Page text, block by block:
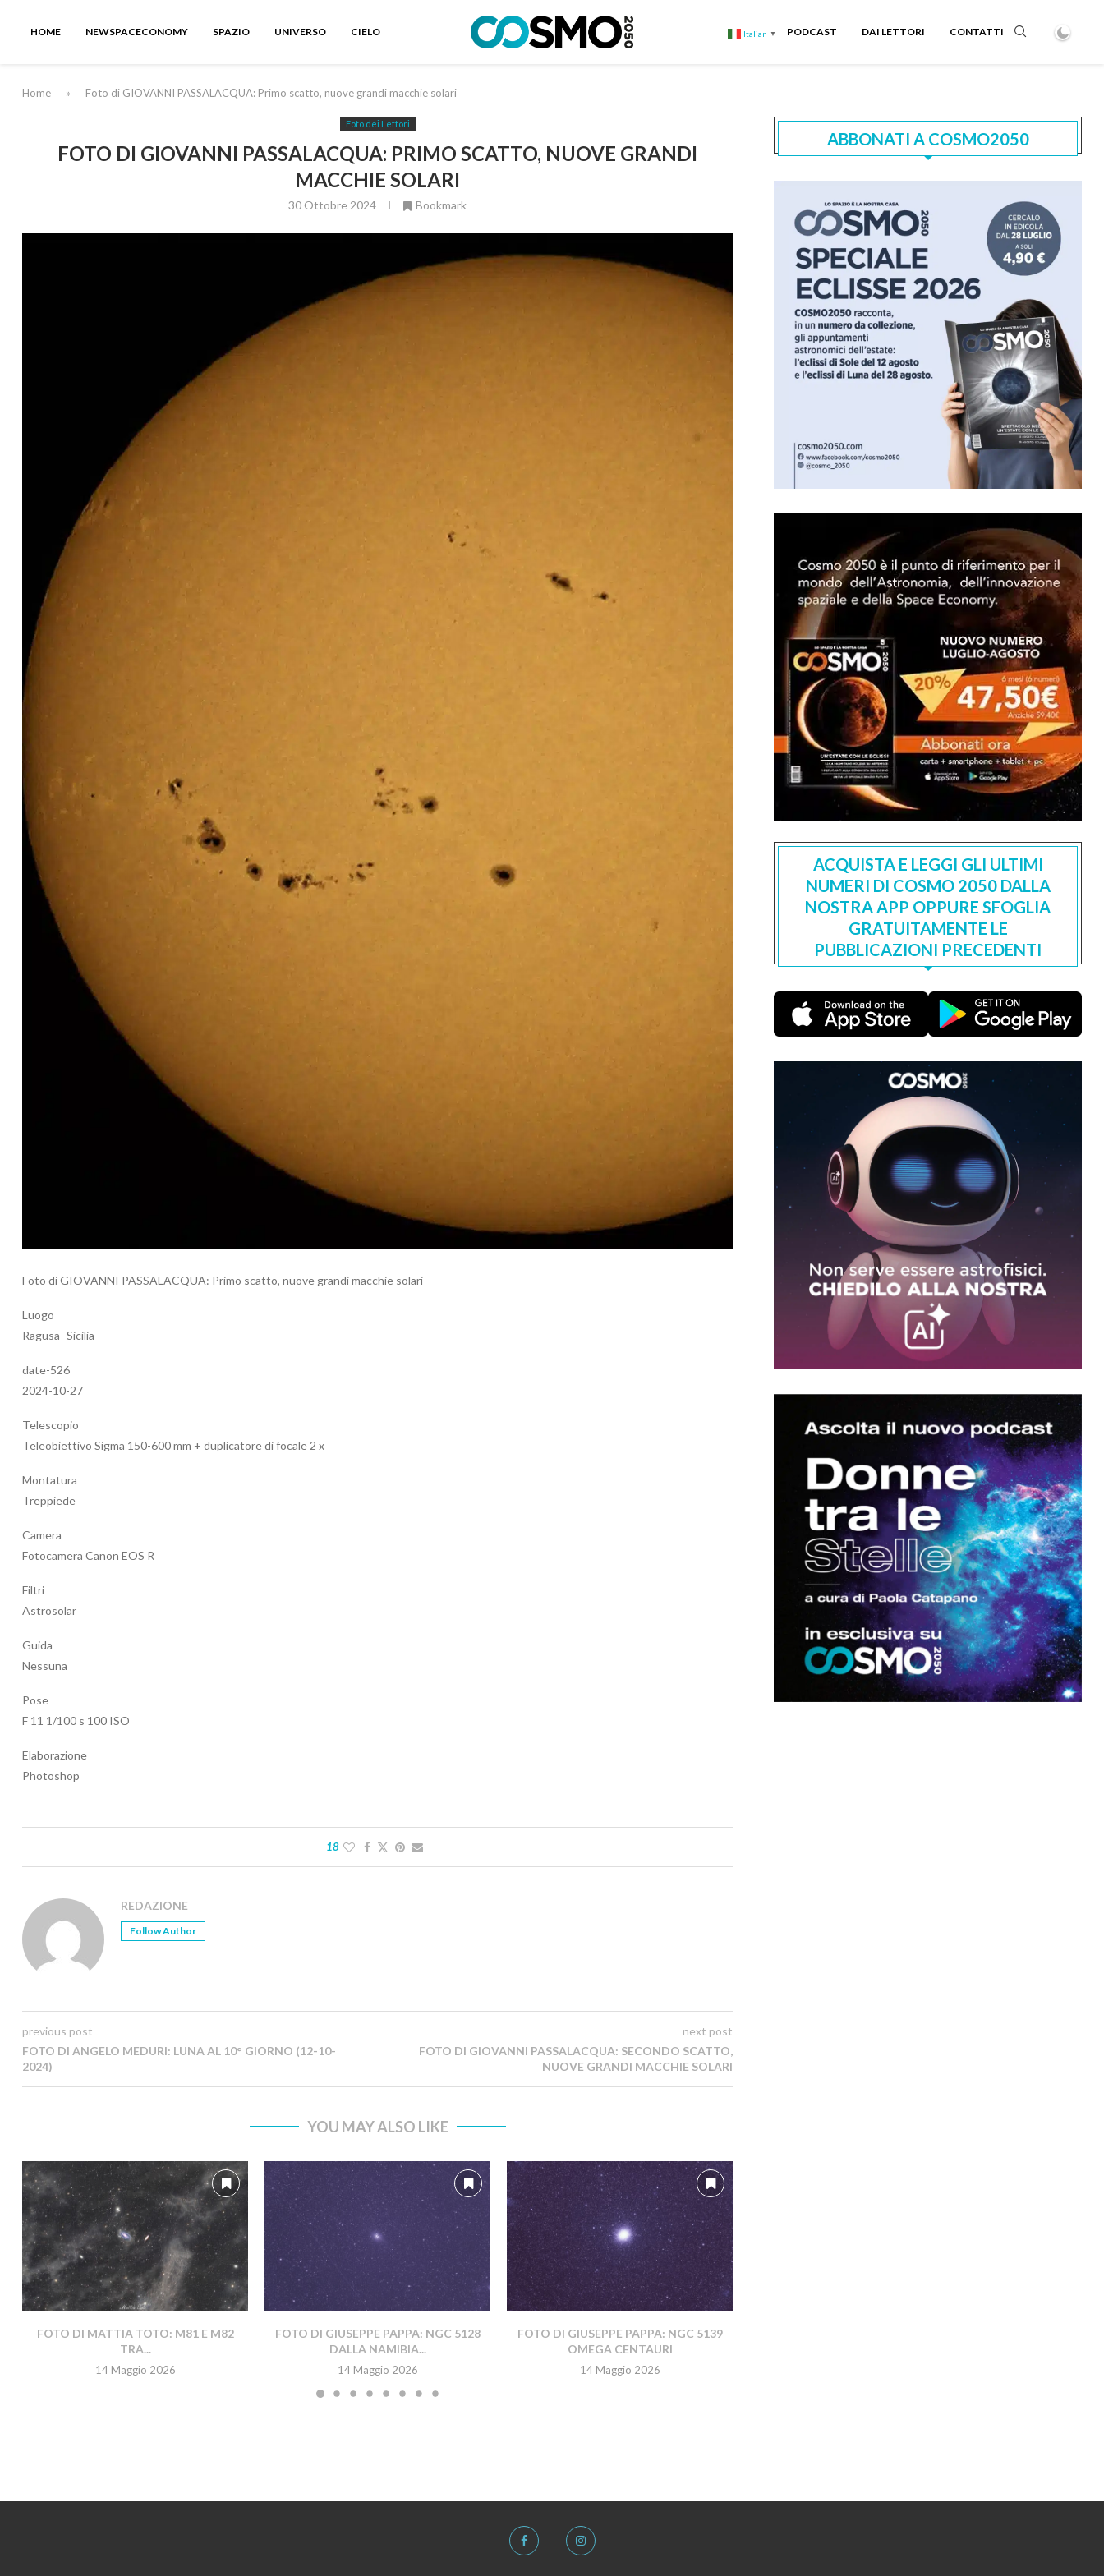
HOME NEWSPACECONOMY SPAZIO UNIVERSO CIELO Italian ▼ PODCAST DAI LETTORI CONTATTI
Home » Foto di GIOVANNI PASSALACQUA: Primo scatto, nuove grandi macchie solari
Foto dei Lettori
FOTO DI GIOVANNI PASSALACQUA: PRIMO SCATTO, NUOVE GRANDI
MACCHIE SOLARI
30 Ottobre 2024 Bookmark
Foto di GIOVANNI PASSALACQUA: Primo scatto, nuove grandi macchie solari
Luogo
Ragusa -Sicilia
date-526
2024-10-27
Telescopio
Teleobiettivo Sigma 150-600 mm + duplicatore di focale 2 x
Montatura
Treppiede
Camera
Fotocamera Canon EOS R
Filtri
Astrosolar
Guida
Nessuna
Pose
F 11 1/100 s 100 ISO
Elaborazione
Photoshop
18
REDAZIONE
Follow Author
previous post
FOTO DI ANGELO MEDURI: LUNA AL 10° GIORNO (12-10-
2024)
next post
FOTO DI GIOVANNI PASSALACQUA: SECONDO SCATTO,
NUOVE GRANDI MACCHIE SOLARI
YOU MAY ALSO LIKE
FOTO DI MATTIA TOTO: M81 E M82
TRA...
14 Maggio 2026
FOTO DI GIUSEPPE PAPPA: NGC 5128
DALLA NAMIBIA...
14 Maggio 2026
FOTO DI GIUSEPPE PAPPA: NGC 5139
OMEGA CENTAURI
14 Maggio 2026
ABBONATI A COSMO2050
ACQUISTA E LEGGI GLI ULTIMI
NUMERI DI COSMO 2050 DALLA
NOSTRA APP OPPURE SFOGLIA
GRATUITAMENTE LE
PUBBLICAZIONI PRECEDENTI